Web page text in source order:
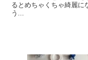
るとめちゃくちゃ綺麗に
う...